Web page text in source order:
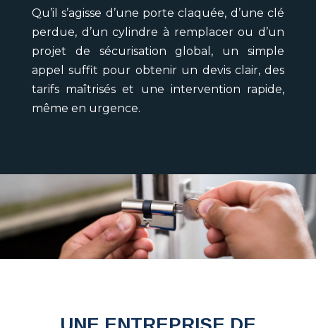
Qu’il s’agisse d’une porte claquée, d’une clé
perdue, d’un cylindre à remplacer ou d’un
projet de sécurisation global, un simple
appel suffit pour obtenir un devis clair, des
tarifs maîtrisés et une intervention rapide,
même en urgence.